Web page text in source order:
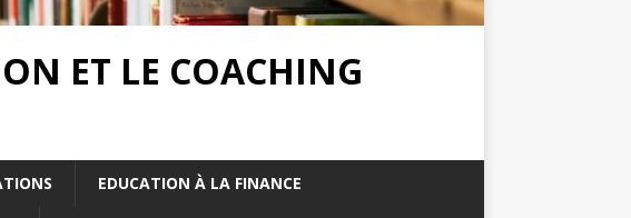
ET LE COACHING
EDUCATION À LA FINANCE